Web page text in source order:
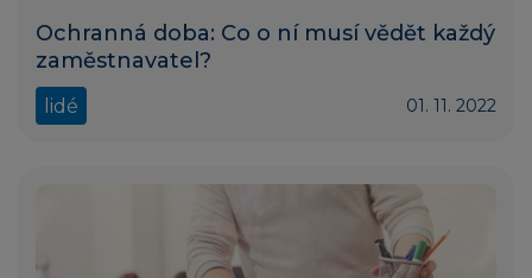
Ochranná doba: Co o ní musí vědět každý
zaměstnavatel?
lidé 01. 11. 2022